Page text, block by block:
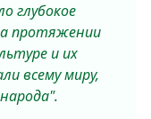
глубокое
протяжении
и их
всему миру,